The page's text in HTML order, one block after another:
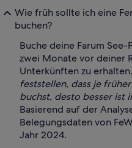
Wie früh sollte ich eine
buchen?
Buche deine Farum
zwei Monate vor deiner
Unterkünften zu erhalten.
feststellen, dass je
buchst, desto besser ist
Basierend auf der
Belegungsdaten von
Jahr 2024.